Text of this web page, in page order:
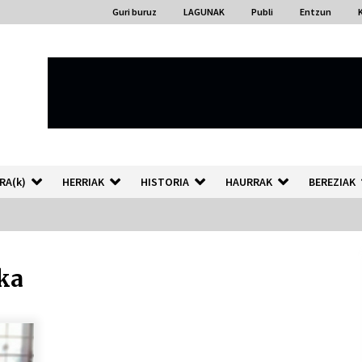
Guri buruz LAGUNAK Publi Entzun
HERRIAK HISTORIA HAURRAK BEREZIAK